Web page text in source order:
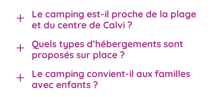
Le camping est-il proche de la plage
et du centre de Calvi ?
Quels types d’hébergements sont
proposés sur place ?
Le camping convient-il aux familles
avec enfants ?